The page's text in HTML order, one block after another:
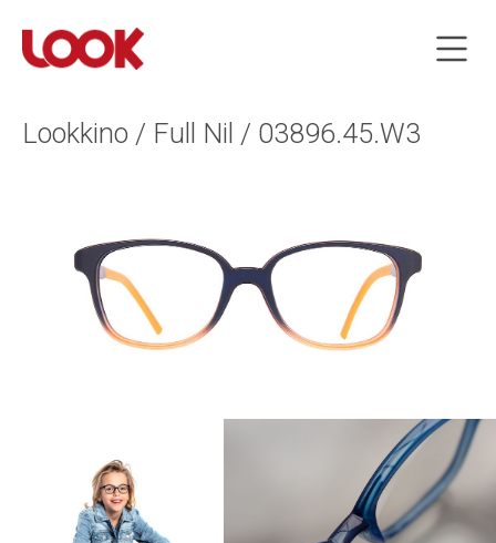
Lookkino / Full Nil / 03896.45.W3